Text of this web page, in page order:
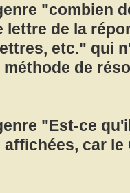
"combien
lettre de la
etc." qui
de
"Est-ce
car